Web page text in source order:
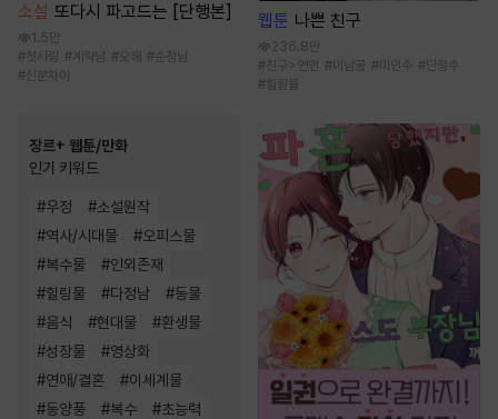
소설 또다시 파고드는 [단행본]
1.5만
#첫사랑 # 계략남 #오해 #순정남
#신분차이
장르+ 웹툰/만화
인기 키워드
#우정 #소설원작
#역사/시대물 #오피스물
#복수물 #인외존재
#힐링물 #다정남 #동물
#음식 #현대물 #환생물
#성장물 #영상화
#연애/결혼 #이세계물
#동양풍 #복수 #초능력
웹툰 나쁜 친구
236.8만
#친구>연인 #미남공 #미인수 #단정수
#힐링물